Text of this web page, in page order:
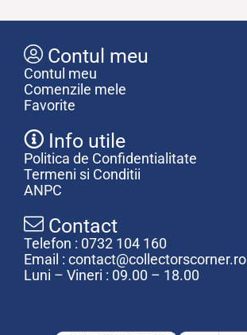
Contul meu
Contul meu
Comenzile mele
Favorite
Info utile
Politica de Confidentialitate
Termeni si Conditii
ANPC
Contact
Telefon : 0732 104 160
Email : contact@collectorscorner.ro
Luni – Vineri : 09.00 – 18.00